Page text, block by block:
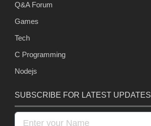
Q&A Forum
Games
Tech
C Programming
Nodejs
SUBSCRIBE FOR LATEST UPDATES